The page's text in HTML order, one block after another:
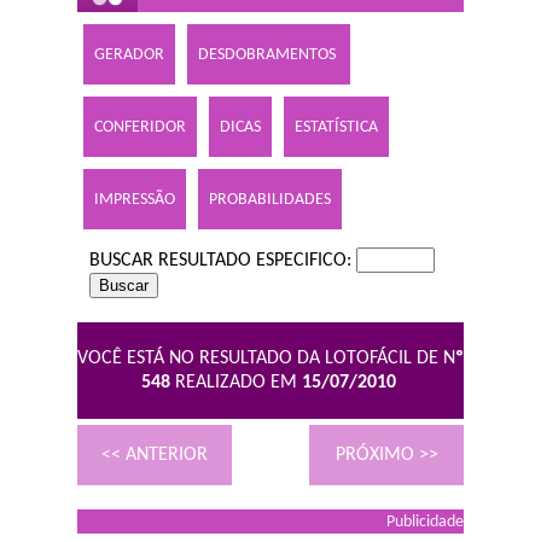
GERADOR DESDOBRAMENTOS
CONFERIDOR DICAS ESTATÍSTICA
IMPRESSÃO PROBABILIDADES
BUSCAR RESULTADO ESPECIFICO:
VOCÊ ESTÁ NO RESULTADO DA LOTOFÁCIL DE Nº
548 REALIZADO EM 15/07/2010
<< ANTERIOR PRÓXIMO >>
Publicidade